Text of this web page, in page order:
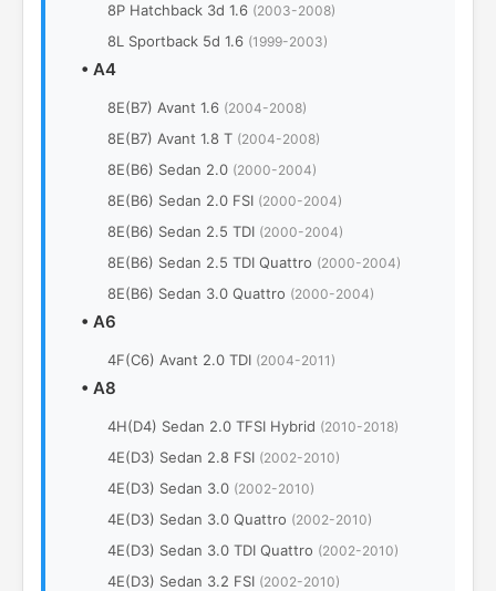
8P Hatchback 3d 1.6 (2003-2008)
8L Sportback 5d 1.6 (1999-2003)
• A4
8E(B7) Avant 1.6 (2004-2008)
8E(B7) Avant 1.8 T (2004-2008)
8E(B6) Sedan 2.0 (2000-2004)
8E(B6) Sedan 2.0 FSI (2000-2004)
8E(B6) Sedan 2.5 TDI (2000-2004)
8E(B6) Sedan 2.5 TDI Quattro (2000-2004)
8E(B6) Sedan 3.0 Quattro (2000-2004)
• A6
4F(C6) Avant 2.0 TDI (2004-2011)
• A8
4H(D4) Sedan 2.0 TFSI Hybrid (2010-2018)
4E(D3) Sedan 2.8 FSI (2002-2010)
4E(D3) Sedan 3.0 (2002-2010)
4E(D3) Sedan 3.0 Quattro (2002-2010)
4E(D3) Sedan 3.0 TDI Quattro (2002-2010)
4E(D3) Sedan 3.2 FSI (2002-2010)